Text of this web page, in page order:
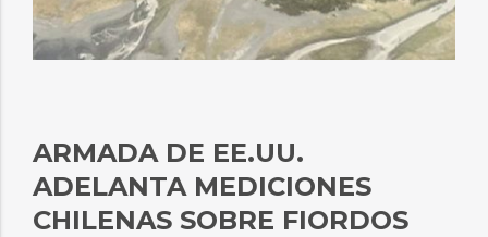
ARMADA DE EE.UU.
ADELANTA MEDICIONES
CHILENAS SOBRE FIORDOS